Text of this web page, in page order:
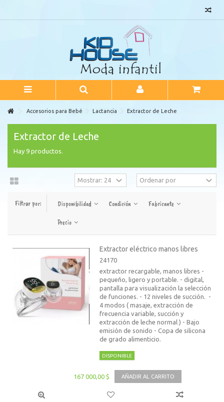
Accesorios para Bebé Lactancia Extractor de Leche
Extractor de Leche
Hay 9 productos.
Filtrar por: Disponibilidad Condición Fabricante
Precio
Extractor eléctrico manos libres
24170
extractor recargable, manos libres -
pequeño, ligero y portable. - digital,
pantalla para visualización la selección
de funciones. - 12 niveles de succión. -
4 modos ( masaje, extracción de
frecuencia variable, succión y
extracción de leche normal ) - Bajo
emisión de sonido - Copa de silicona
de grado alimenticio.
DISPONIBLE
167 000,00 $ AÑADIR AL CARRITO